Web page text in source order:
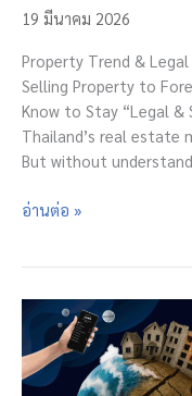
19 มีนาคม 2026
Property Trend &
Selling Property to
Know to Stay “Legal &
Thailand’s real estate
But without
Property
Guide
in
Thailand
Update!
อ่านต่อ »